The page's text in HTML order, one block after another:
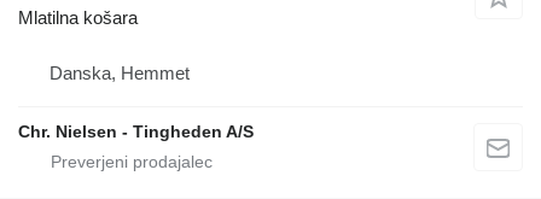
Mlatilna košara
Danska, Hemmet
Chr. Nielsen - Tingheden A/S